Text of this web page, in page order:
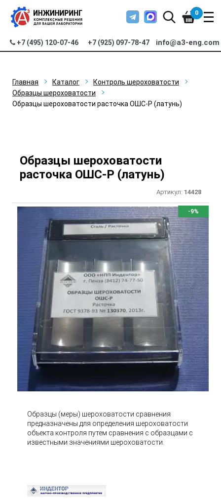
+7 (495) 120-07-46 +7 (925) 097-78-47 info@a3-eng.com
0
Главная Каталог
Контроль шероховатости
Образцы шероховатости
Образцы шероховатости расточка ОШС-Р (латунь)
Образцы шероховатости
расточка ОШС-Р (латунь)
Артикул: 14428
-9%
Образцы (меры) шероховатости сравнения
предназначены для определения шероховатости
объекта контроля путем сравнения с образцами с
известными значениями шероховатости.